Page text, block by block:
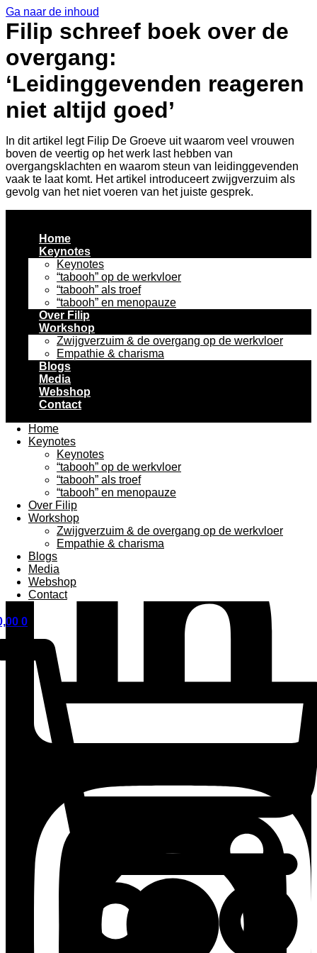
Ga naar de inhoud
Home
Keynotes
Keynotes
“tabooh” op de werkvloer
“tabooh” als troef
“tabooh” en menopauze
Over Filip
Workshop
Zwijgverzuim & de overgang op de werkvloer
Empathie & charisma
Blogs
Media
Webshop
Contact
Home
Keynotes
Keynotes
“tabooh” op de werkvloer
“tabooh” als troef
“tabooh” en menopauze
Over Filip
Workshop
Zwijgverzuim & de overgang op de werkvloer
Empathie & charisma
Blogs
Media
Webshop
Contact
0
Filip schreef boek over de
overgang:
‘Leidinggevenden reageren
niet altijd goed’
In dit artikel legt Filip De Groeve uit waarom veel vrouwen
boven de veertig op het werk last hebben van
overgangsklachten en waarom steun van leidinggevenden
vaak te laat komt. Het artikel introduceert zwijgverzuim als
gevolg van het niet voeren van het juiste gesprek.